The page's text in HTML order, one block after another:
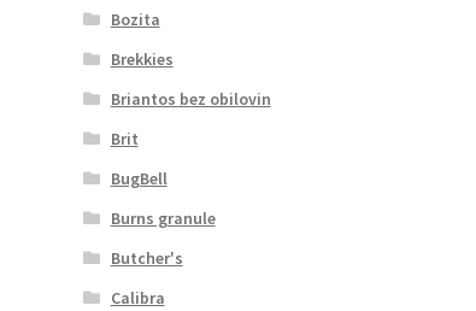
Bozita
Brekkies
Briantos bez obilovin
Brit
BugBell
Burns granule
Butcher's
Calibra